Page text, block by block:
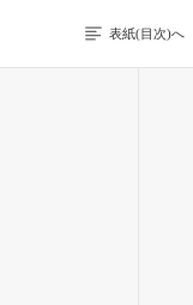
表紙(目次)へ